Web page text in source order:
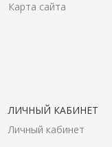
Карта сайта
ЛИЧНЫЙ КАБИНЕТ
Личный кабинет